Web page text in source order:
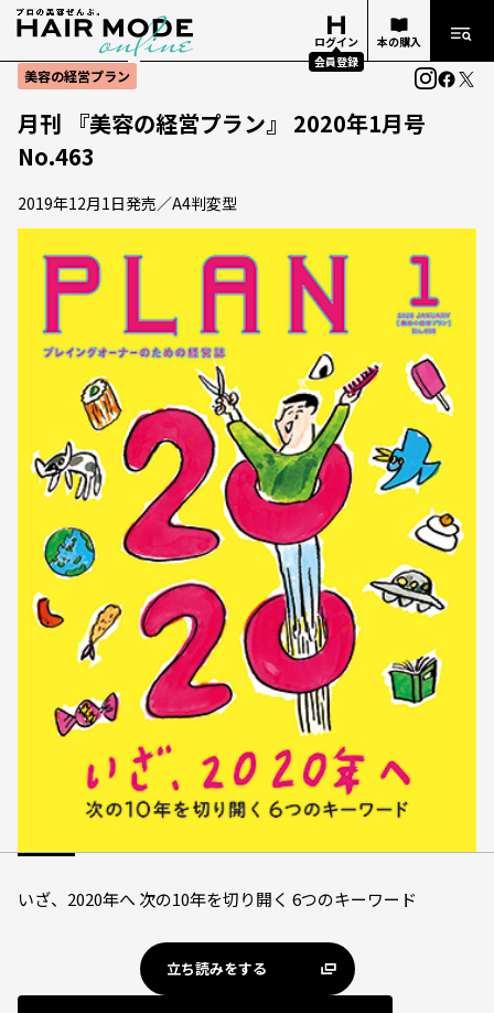
ログイン
会員登録
本の購入
美容の経営プラン
月刊 『美容の経営プラン』 2020年1月号
No.463
2019年12月1日発売／A4判変型
いざ、2020年へ 次の10年を切り開く 6つのキーワード
立ち読みをする